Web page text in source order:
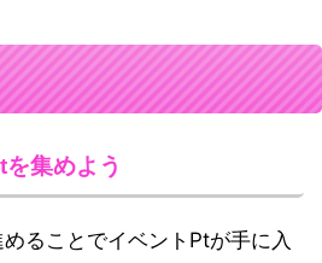
集めよう
ることでイベントPtが手に入